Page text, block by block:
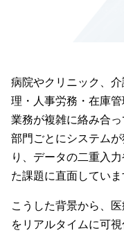
病院やクリニック、
理・人事労務・在庫
業務が複雑に絡み合
部門ごとにシステム
り、データの二重入
た課題に直面していま
こうした背景から、
をリアルタイムに可